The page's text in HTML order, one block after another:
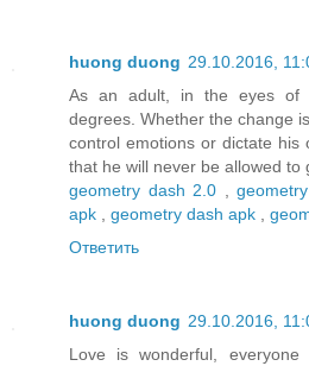
huong duong 29.10.2016,
As an adult, in the eyes of
degrees. Whether the change
control emotions or dictate his
that he will never be allowed to
geometry dash 2.0 ,
apk
geometry dash apk
Ответить
huong duong 29.10.2016,
Love is wonderful,